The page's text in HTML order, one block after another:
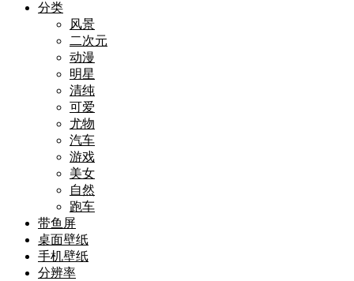
分类
风景
二次元
动漫
明星
清纯
可爱
尤物
汽车
游戏
美女
自然
跑车
带鱼屏
桌面壁纸
手机壁纸
分辨率